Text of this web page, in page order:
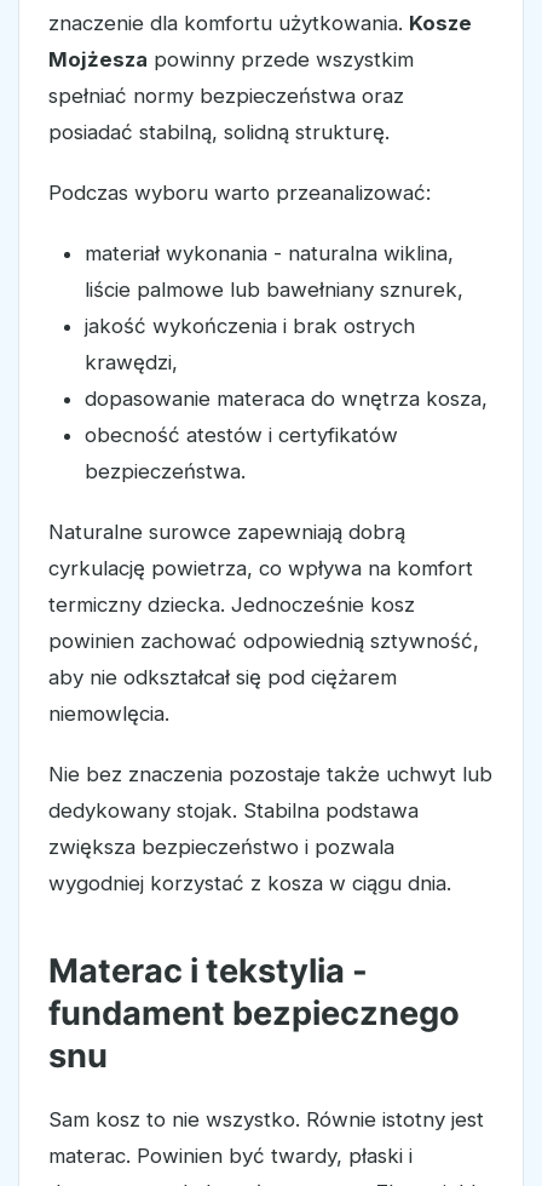
znaczenie dla komfortu użytkowania. Kosze
Mojżesza powinny przede wszystkim
spełniać normy bezpieczeństwa oraz
posiadać stabilną, solidną strukturę.
Podczas wyboru warto przeanalizować:
materiał wykonania - naturalna wiklina,
liście palmowe lub bawełniany sznurek,
jakość wykończenia i brak ostrych
krawędzi,
dopasowanie materaca do wnętrza kosza,
obecność atestów i certyfikatów
bezpieczeństwa.
Naturalne surowce zapewniają dobrą
cyrkulację powietrza, co wpływa na komfort
termiczny dziecka. Jednocześnie kosz
powinien zachować odpowiednią sztywność,
aby nie odkształcał się pod ciężarem
niemowlęcia.
Nie bez znaczenia pozostaje także uchwyt lub
dedykowany stojak. Stabilna podstawa
zwiększa bezpieczeństwo i pozwala
wygodniej korzystać z kosza w ciągu dnia.
Materac i tekstylia -
fundament bezpiecznego
snu
Sam kosz to nie wszystko. Równie istotny jest
materac. Powinien być twardy, płaski i